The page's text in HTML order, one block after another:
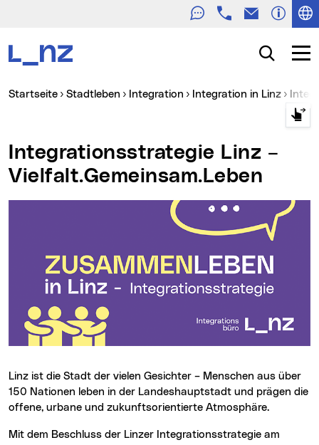
TelefonE-Mail
Suche
Sie sind hier:
Startseite Stadtleben Integration Integration in Linz
Vielfalt.Gemeinsam.Leben
Linz ist die Stadt der vielen Gesichter – Menschen aus über
150 Nationen leben in der Landeshauptstadt und prägen die
offene, urbane und zukunftsorientierte Atmosphäre.
Mit dem Beschluss der Linzer Integrationsstrategie am